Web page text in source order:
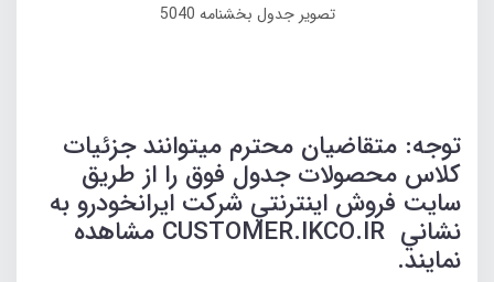
تصویر جدول بخشنامه 5040
توجه: متقاضيان محترم ميتوانند جزئيات
كلاس محصولات جدول فوق را از طريق
سايت فروش اينترنتي شركت ايرانخودرو به
نشاني CUSTOMER.IKCO.IR مشاهده
نمايند.